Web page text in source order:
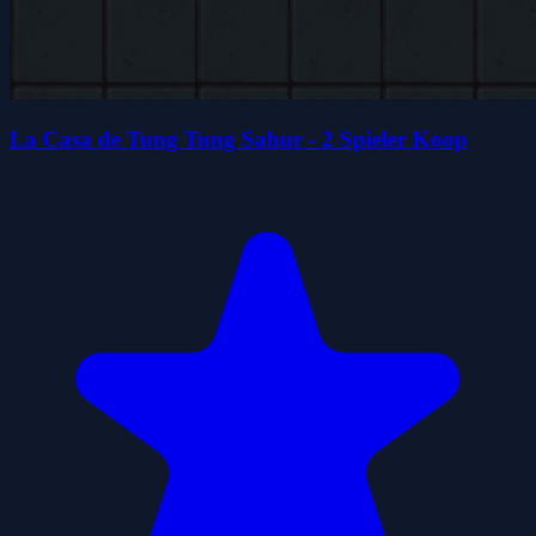
La Casa de Tung Tung Sahur - 2 Spieler Koop